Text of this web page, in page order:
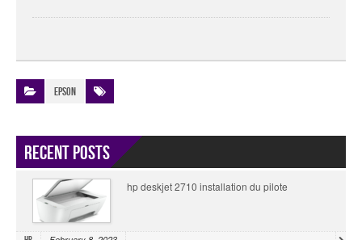
Epson
Recent Posts
hp deskjet 2710 installation du pilote